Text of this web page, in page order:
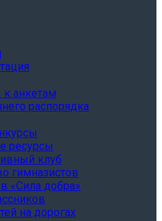
анкетам
распорядка
ресурсы
клуб
гимназистов
«Сила добра»
на дорогах